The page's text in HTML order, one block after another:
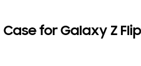
Case for Galaxy Z